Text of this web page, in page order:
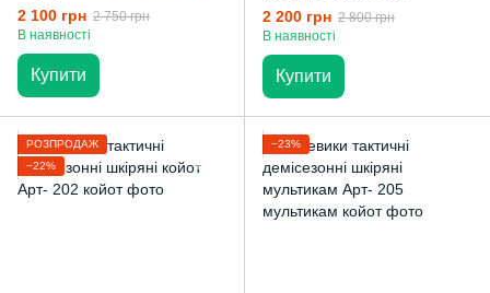
2 100 грн 2 750 грн
В наявності
Купити
демісезонні
2 200 грн 2 800 грн
В наявності
Купити
РОЗПРОДАЖ
−22%
−23%